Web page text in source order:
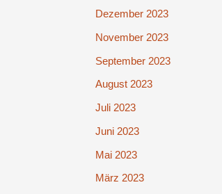
Dezember 2023
November 2023
September 2023
August 2023
Juli 2023
Juni 2023
Mai 2023
März 2023